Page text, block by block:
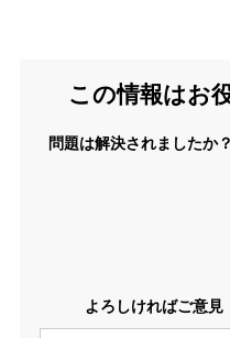
この情報はお
問題は解決されましたか？
よろしければご意